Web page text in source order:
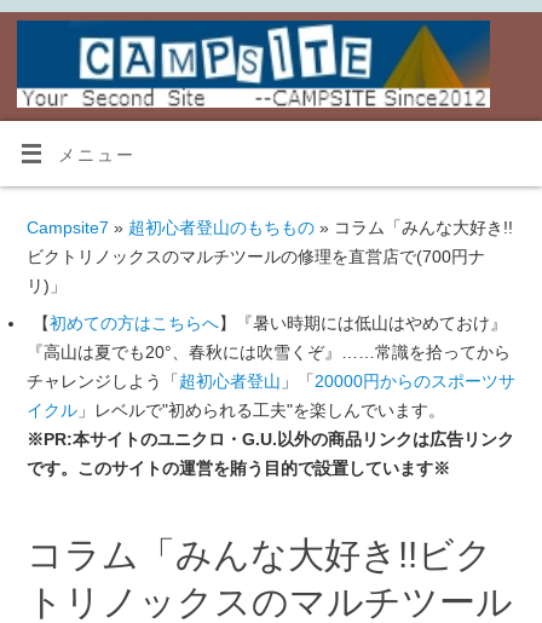
メニュー
Campsite7 » 超初心者登山のもちもの» コラム「みんな大好き!!
ビクトリノックスのマルチツールの修理を直営店で(700円ナ
リ)」
【初めての方はこちらへ】『暑い時期には低山はやめておけ』
『高山は夏でも20°、春秋には吹雪くぞ』……常識を拾ってから
チャレンジしよう「超初心者登山 」「20000円からのスポーツサ
イクル」レベルで"初められる工夫"を楽しんでいます。
※PR:本サイトのユニクロ・G.U.以外の商品リンクは広告リンク
です。このサイトの運営を賄う目的で設置しています※
コラム「みんな大好き!!ビク
トリノックスのマルチツール